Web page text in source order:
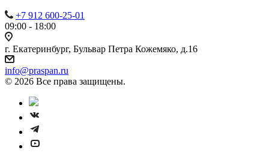
+7 912 600-25-01
09:00 - 18:00
г. Екатеринбург, Бульвар Петра Кожемяко, д.16
info@praspan.ru
© 2026 Все права защищены.